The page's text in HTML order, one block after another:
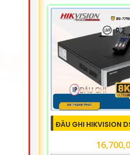
ĐẦU GHI HIKVISION